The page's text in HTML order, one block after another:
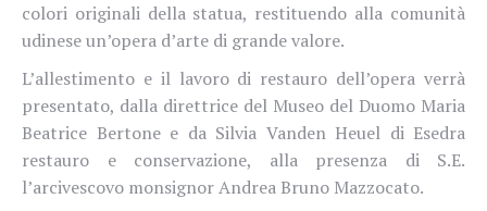
colori originali della statua, restituendo alla comunità
udinese un’opera d’arte di grande valore.
L’allestimento e il lavoro di restauro dell’opera verrà
presentato, dalla direttrice del Museo del Duomo Maria
Beatrice Bertone e da Silvia Vanden Heuel di Esedra
restauro e conservazione, alla presenza di S.E.
l’arcivescovo monsignor Andrea Bruno Mazzocato.